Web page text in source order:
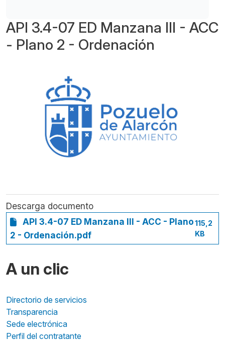
API 3.4-07 ED Manzana III - ACC
- Plano 2 - Ordenación
Descarga documento
API 3.4-07 ED Manzana III - ACC - Plano
2 - Ordenación.pdf
115,2
KB
A un clic
Directorio de servicios
Transparencia
Sede electrónica
Perfil del contratante